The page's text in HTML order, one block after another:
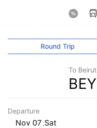
Round Trip
To Beirut
BEY
Departure
Sat